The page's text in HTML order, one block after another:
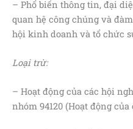
– Phổ biến thông tin, đại
quan hệ công chúng và
hội kinh doanh và tổ chức
Loại trừ:
– Hoạt động của các hội
nhóm 94120 (Hoạt động